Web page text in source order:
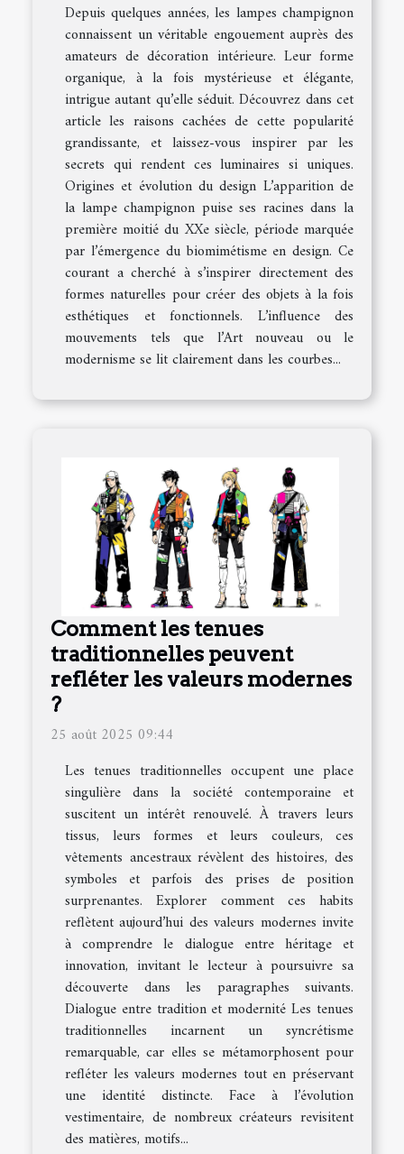
Depuis quelques années, les lampes champignon
connaissent un véritable engouement auprès des
amateurs de décoration intérieure. Leur forme
organique, à la fois mystérieuse et élégante,
intrigue autant qu’elle séduit. Découvrez dans cet
article les raisons cachées de cette popularité
grandissante, et laissez-vous inspirer par les
secrets qui rendent ces luminaires si uniques.
Origines et évolution du design L’apparition de
la lampe champignon puise ses racines dans la
première moitié du XXe siècle, période marquée
par l’émergence du biomimétisme en design. Ce
courant a cherché à s’inspirer directement des
formes naturelles pour créer des objets à la fois
esthétiques et fonctionnels. L’influence des
mouvements tels que l’Art nouveau ou le
modernisme se lit clairement dans les courbes...
Comment les tenues
traditionnelles peuvent
refléter les valeurs modernes
?
25 août 2025 09:44
Les tenues traditionnelles occupent une place
singulière dans la société contemporaine et
suscitent un intérêt renouvelé. À travers leurs
tissus, leurs formes et leurs couleurs, ces
vêtements ancestraux révèlent des histoires, des
symboles et parfois des prises de position
surprenantes. Explorer comment ces habits
reflètent aujourd’hui des valeurs modernes invite
à comprendre le dialogue entre héritage et
innovation, invitant le lecteur à poursuivre sa
découverte dans les paragraphes suivants.
Dialogue entre tradition et modernité Les tenues
traditionnelles incarnent un syncrétisme
remarquable, car elles se métamorphosent pour
refléter les valeurs modernes tout en préservant
une identité distincte. Face à l’évolution
vestimentaire, de nombreux créateurs revisitent
des matières, motifs...